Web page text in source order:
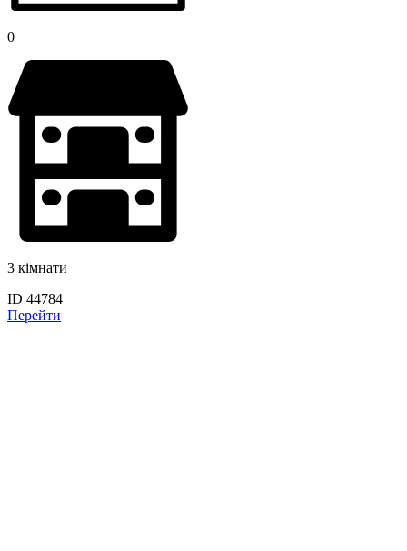
0
3 кімнати
ID 44784
Перейти